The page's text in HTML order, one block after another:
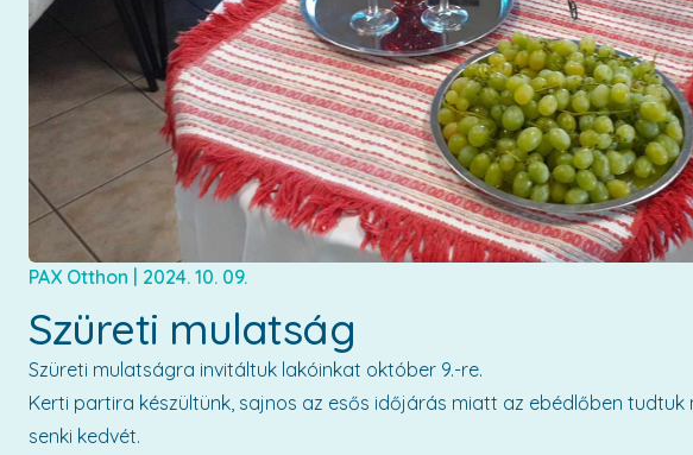
PAX Otthon | 2024. 10. 09.
Szüreti mulatság
Szüreti mulatságra invitáltuk lakóinkat október 9.-re.
Kerti partira készültünk, sajnos az esős időjárás miatt az ebédlőben tudtuk
senki kedvét.